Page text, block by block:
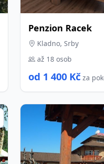
Penzion Racek
Kladno, Srby
až 18 osob
od 1 400 Kč za